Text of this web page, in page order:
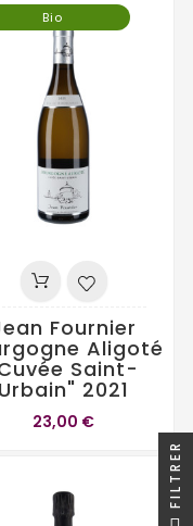
Bio
Fournier
Aligoté
Saint-
Urbain" 2021
23,00 €
FILTRER